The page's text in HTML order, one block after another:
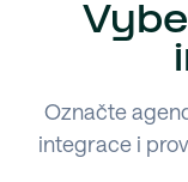
Označte
integrace i